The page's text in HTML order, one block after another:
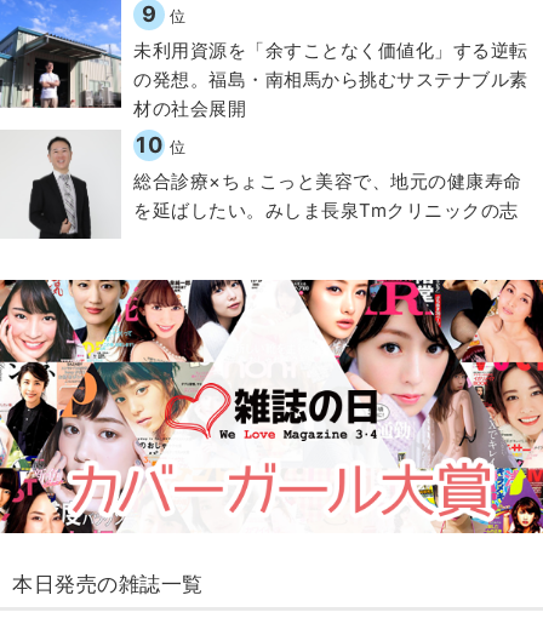
9 位
​​未利用資源を「余すことなく価値化」する逆転
の発想。福島・南相馬から挑むサステナブル素
材の社会展開​
10 位
総合診療×ちょこっと美容で、地元の健康寿命
を延ばしたい。みしま長泉Tmクリニックの志
本日発売の雑誌一覧